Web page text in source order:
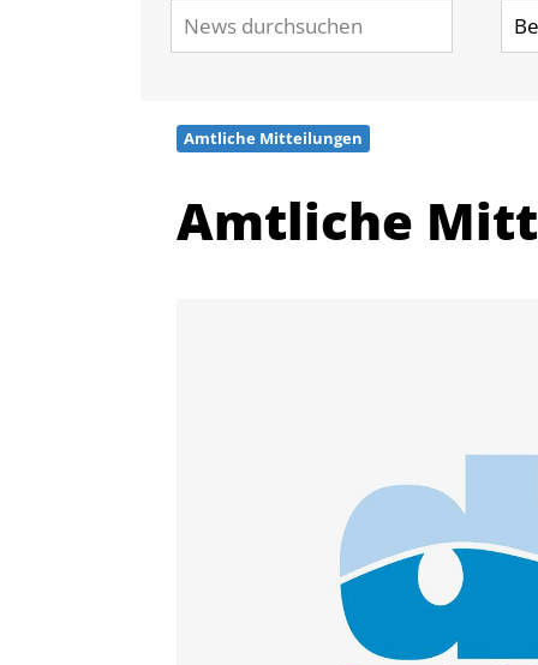
Amtliche Mitteilungen
Amtliche